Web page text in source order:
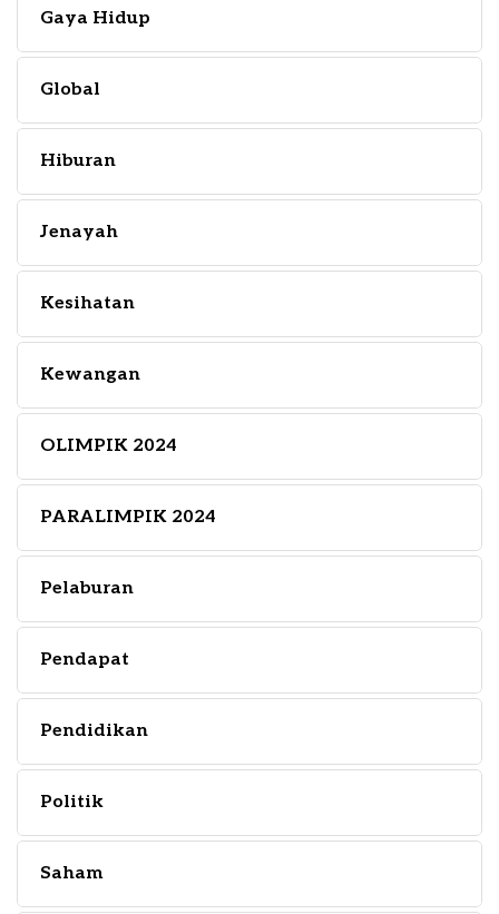
Gaya Hidup
Global
Hiburan
Jenayah
Kesihatan
Kewangan
OLIMPIK 2024
PARALIMPIK 2024
Pelaburan
Pendapat
Pendidikan
Politik
Saham